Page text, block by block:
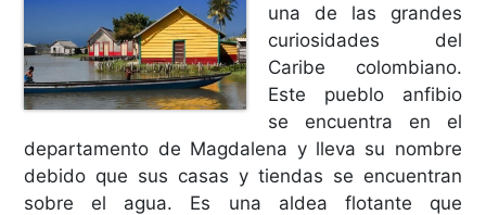
una de las grandes
curiosidades del
Caribe colombiano.
Este pueblo anfibio
se encuentra en el
departamento de Magdalena y lleva su nombre
debido que sus casas y tiendas se encuentran
sobre el agua. Es una aldea flotante que